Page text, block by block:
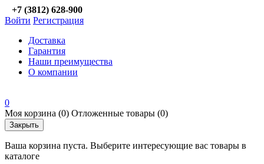
+7 (3812) 628-900
Войти Регистрация
Доставка
Гарантия
Наши преимущества
О компании
0
Моя корзина (0) Отложенные товары (0)
Закрыть
Ваша корзина пуста. Выберите интересующие вас товары в
каталоге